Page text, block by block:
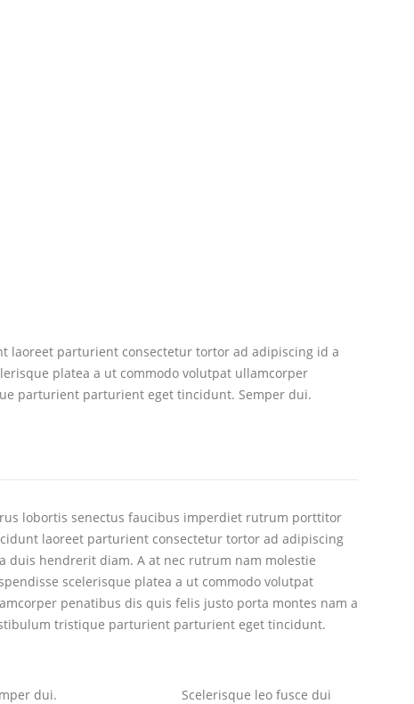
parturient consectetur tortor ad adipiscing id a
platea a ut commodo volutpat ullamcorper
parturient parturient eget tincidunt. Semper dui.
lobortis senectus faucibus imperdiet rutrum porttitor
laoreet parturient consectetur tortor ad adipiscing
duis hendrerit diam. A at nec rutrum nam molestie
scelerisque platea a ut commodo volutpat
penatibus dis quis felis justo porta montes nam a
tristique parturient parturient eget tincidunt.
dui. Scelerisque leo fusce dui